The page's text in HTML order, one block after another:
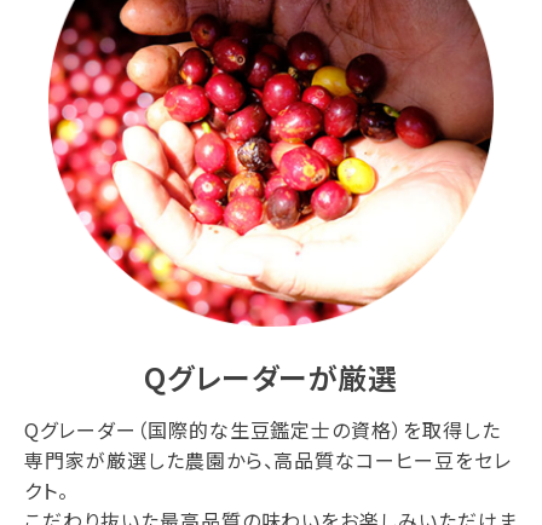
Qグレーダーが厳選
Qグレーダー（国際的な生豆鑑定士の資格）を取得した
専門家が厳選した農園から、高品質なコーヒー豆をセレ
クト。